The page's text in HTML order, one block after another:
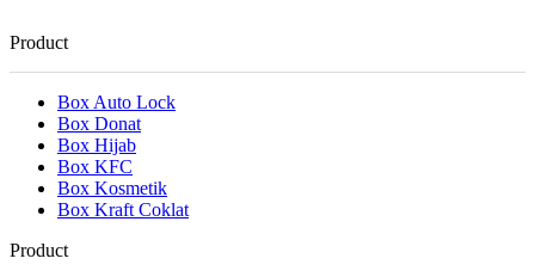
Product
Box Auto Lock
Box Donat
Box Hijab
Box KFC
Box Kosmetik
Box Kraft Coklat
Product